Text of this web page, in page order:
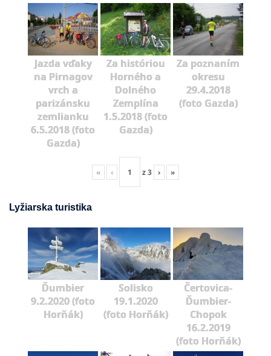
Jazda vďaky
na Pirnagov
vrch a
parizánsku
zemlianku
6.5.2018 (foto
Gazda)
Za históriou
Horného a
Dolného
Zemplína
1.5.2018 (foto
Gazda)
Za poznaním
okresu
29.4.2018
(foto Gazda)
« ‹ z3 › »
Lyžiarska turistika
Ďumbier
9.2.2020 (foto
Horňák)
Solisko
19.1.2020
(foto Horňák)
Čertovica-
Ďumbier-
Chopok
16.2.2019
(foto Horňák)